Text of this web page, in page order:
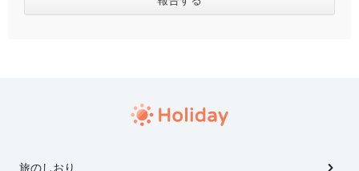
旅のしおり